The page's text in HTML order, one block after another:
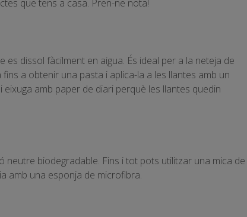
que tens a casa. Pren-ne nota!
es dissol fàcilment en aigua. És ideal per a la neteja de
a obtenir una pasta i aplica-la a les llantes amb un
amb paper de diari perquè les llantes quedin
neutre biodegradable. Fins i tot pots utilitzar una mica de
amb una esponja de microfibra.